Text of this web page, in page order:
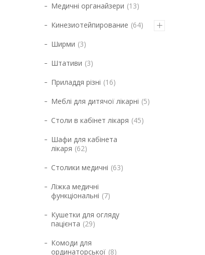
Медичні органайзери 13
Кинезиотейпирование 64
Ширми 3
Штативи 3
Приладдя різні 16
Меблі для дитячої лікарні 5
Столи в кабінет лікаря 45
Шафи для кабінета
лікаря 62
Столики медичні 63
Ліжка медичні
функціональні 7
Кушетки для огляду
пацієнта 29
Комоди для
ординаторської 8